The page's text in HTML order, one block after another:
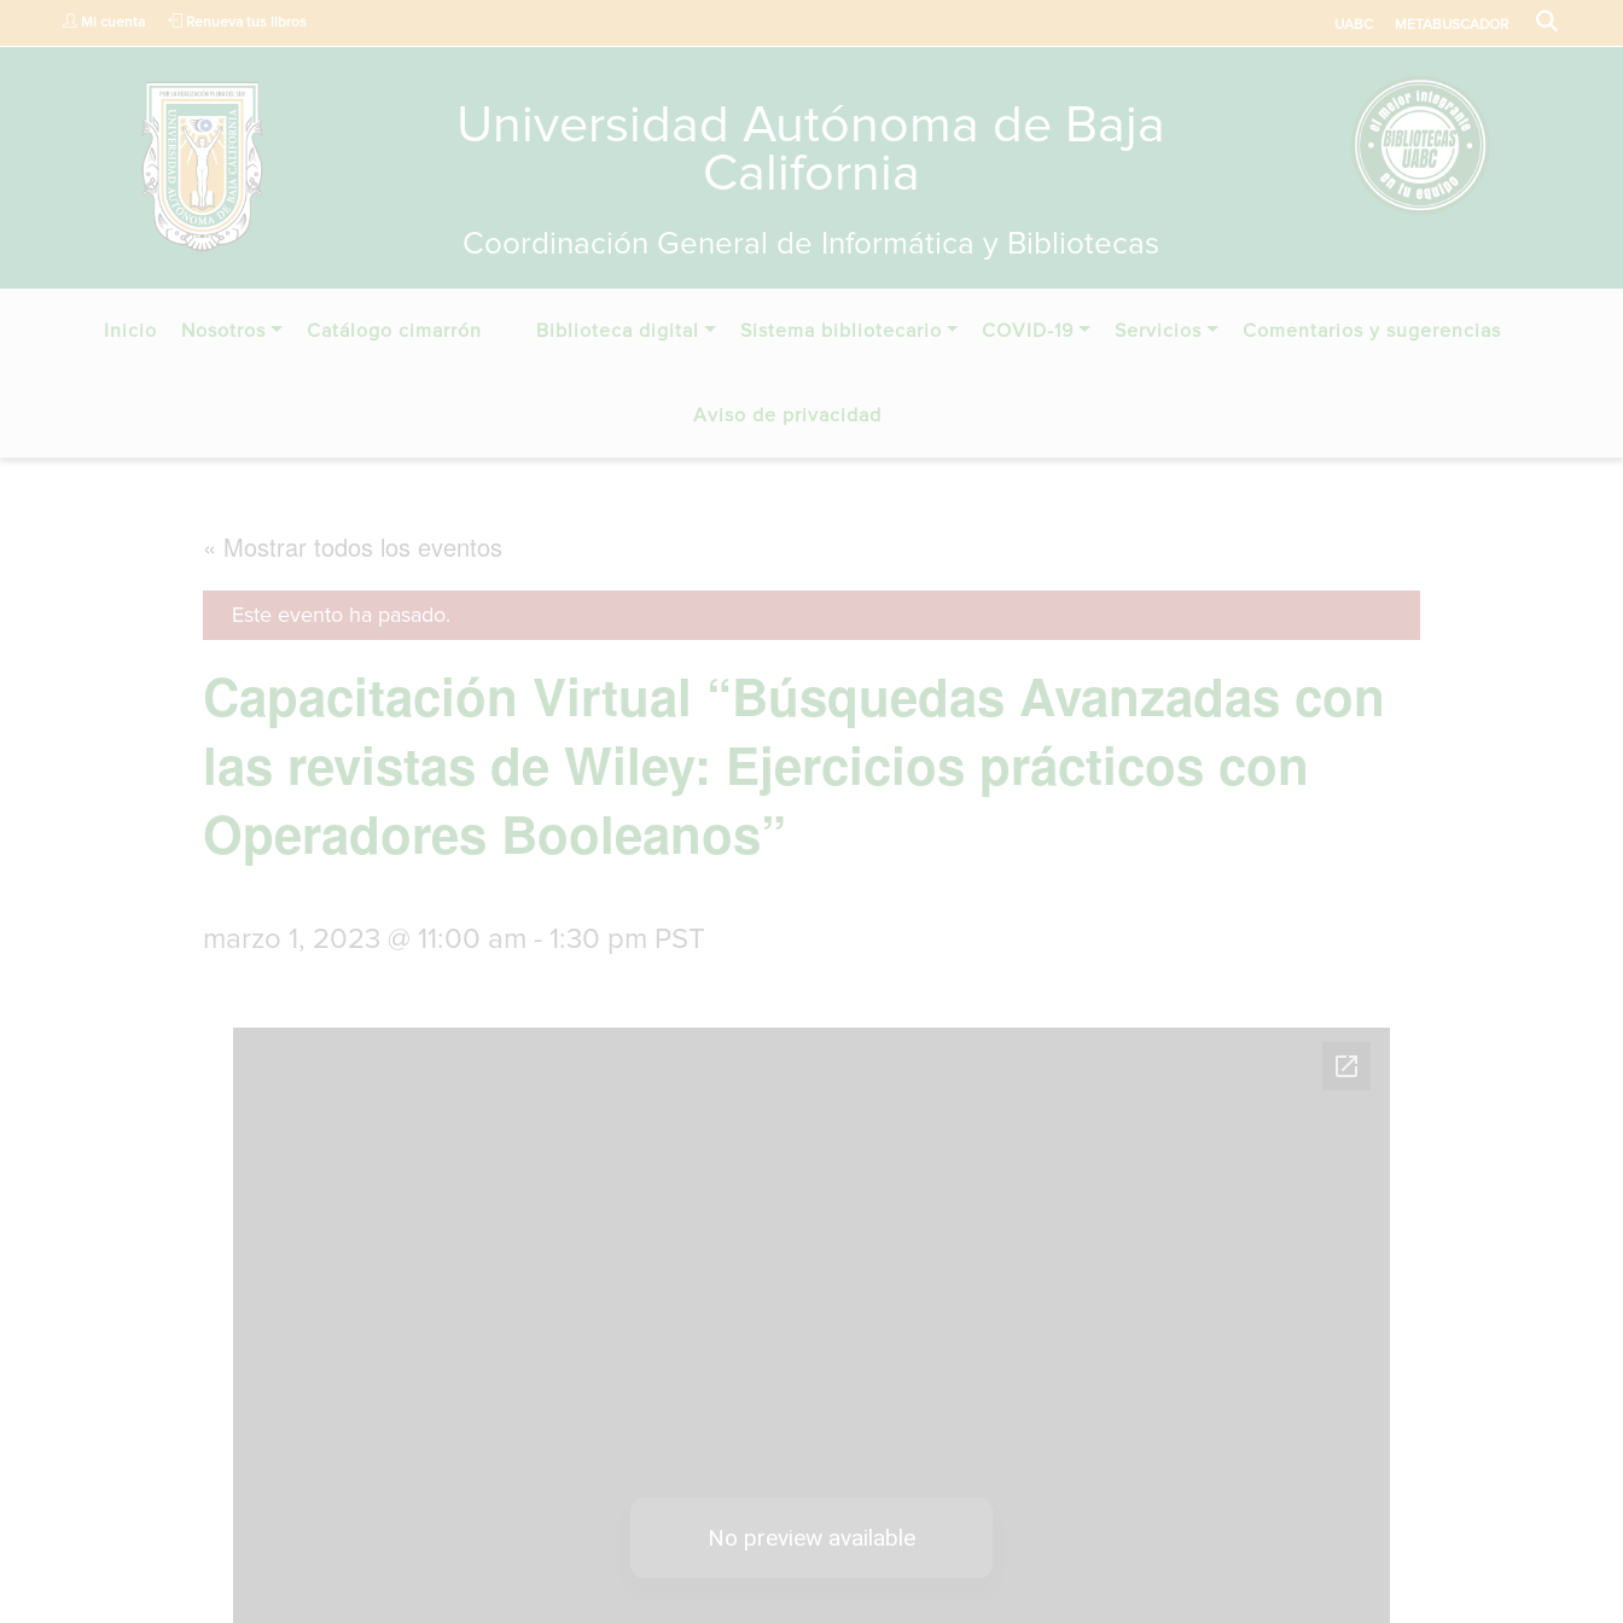
Mi cuenta Renueva tus libros UABC METABUSCADOR
Universidad Autónoma de Baja
California
Coordinación General de Informática y Bibliotecas
Inicio Nosotros Catálogo cimarrón Biblioteca digital Sistema bibliotecario COVID-19 Servicios Comentarios y sugerencias
Aviso de privacidad
« Mostrar todos los eventos
Este evento ha pasado.
Capacitación Virtual “Búsquedas Avanzadas con
las revistas de Wiley: Ejercicios prácticos con
Operadores Booleanos”
marzo 1, 2023 @ 11:00 am - 1:30 pm PST